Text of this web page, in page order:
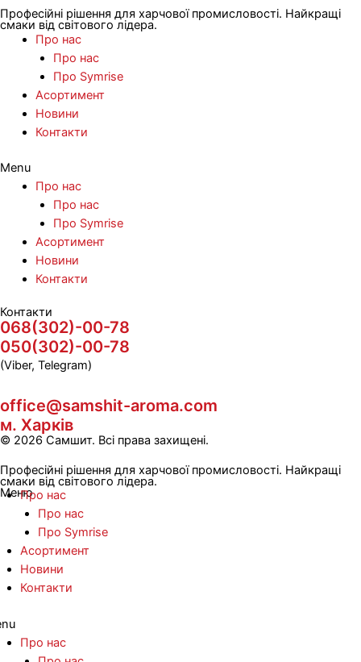
Професійні рішення для харчової промисловості. Найкращі
смаки від світового лідера.
Про нас
Про нас
Про Symrise
Асортимент
Новини
Контакти
Menu
Про нас
Про нас
Про Symrise
Асортимент
Новини
Контакти
Контакти
068(302)-00-78
050(302)-00-78
(Viber, Telegram)
office@samshit-aroma.com
м. Харків
© 2026 Самшит. Всі права захищені.
Професійні рішення для харчової промисловості. Найкращі
смаки від світового лідера.
МенюПро нас
Про нас
Про Symrise
Асортимент
Новини
Контакти
Про нас